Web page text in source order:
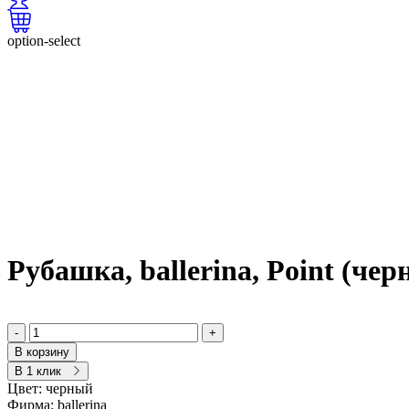
option-select
Рубашка, ballerina, Point
-
+
В корзину
В 1 клик
Цвет: черный
Фирма: ballerina